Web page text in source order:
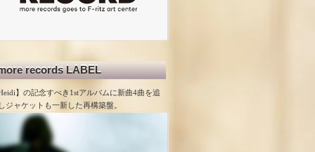
records LABEL
】の記念すべき1stアルバムに新曲4曲を追
ジャケットも一新した再構築盤。